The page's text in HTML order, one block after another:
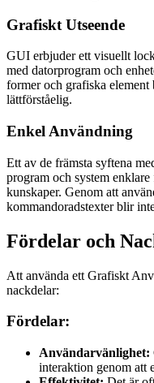
Grafiskt Utseende
GUI erbjuder ett visuellt
med datorprogram och
former och grafiska
lättförståelig.
Enkel Användning
Ett av de främsta syftena
program och system
kunskaper. Genom att
kommandoradstexter blir
Fördelar och
Att använda ett Grafiskt
nackdelar:
Fördelar:
Användarvänlighet:
interaktion genom att